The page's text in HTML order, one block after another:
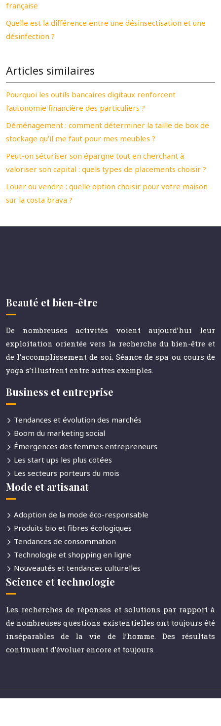
française
Quelle est la différence entre une désinsectisation et une
désinfection ?
Articles similaires
Pourquoi les outils bancaires digitaux renforcent
l’autonomie financière des particuliers ?
Déménagement : comment déterminer la taille de box de
stockage qu’il me faut pour mes meubles ?
Peut-on sécuriser son épargne tout en cherchant à
valoriser son capital : quels types de placements choisir ?
Louer ou vendre : quelle option choisir pour votre maison
sur la costa brava ?
Beauté et bien-être
De nombreuses activités voient aujourd’hui leur
exploitation orientée vers la recherche du bien-être et
de l’accomplissement de soi. Séance de spa ou cours de
yoga s’illustrent entre autres exemples.
Business et entreprise
Tendances et évolution des marchés
Boom du marketing social
Émergences des femmes entrepreneurs
Les start ups les plus cotées
Les secteurs porteurs du mois
Mode et artisanat
Adoption de la mode éco-responsable
Produits bio et fibres écologiques
Tendances de consommation
Technologie et shopping en ligne
Nouveautés et tendances culturelles
Science et technologie
Les recherches de réponses et solutions par rapport à
de nombreuses questions existentielles ont toujours été
inséparables de la vie de l’homme. Des résultats
continuent d’évoluer encore et toujours.